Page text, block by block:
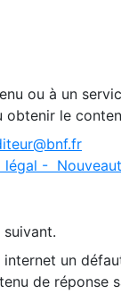
ou à un
le
-
un
de réponse